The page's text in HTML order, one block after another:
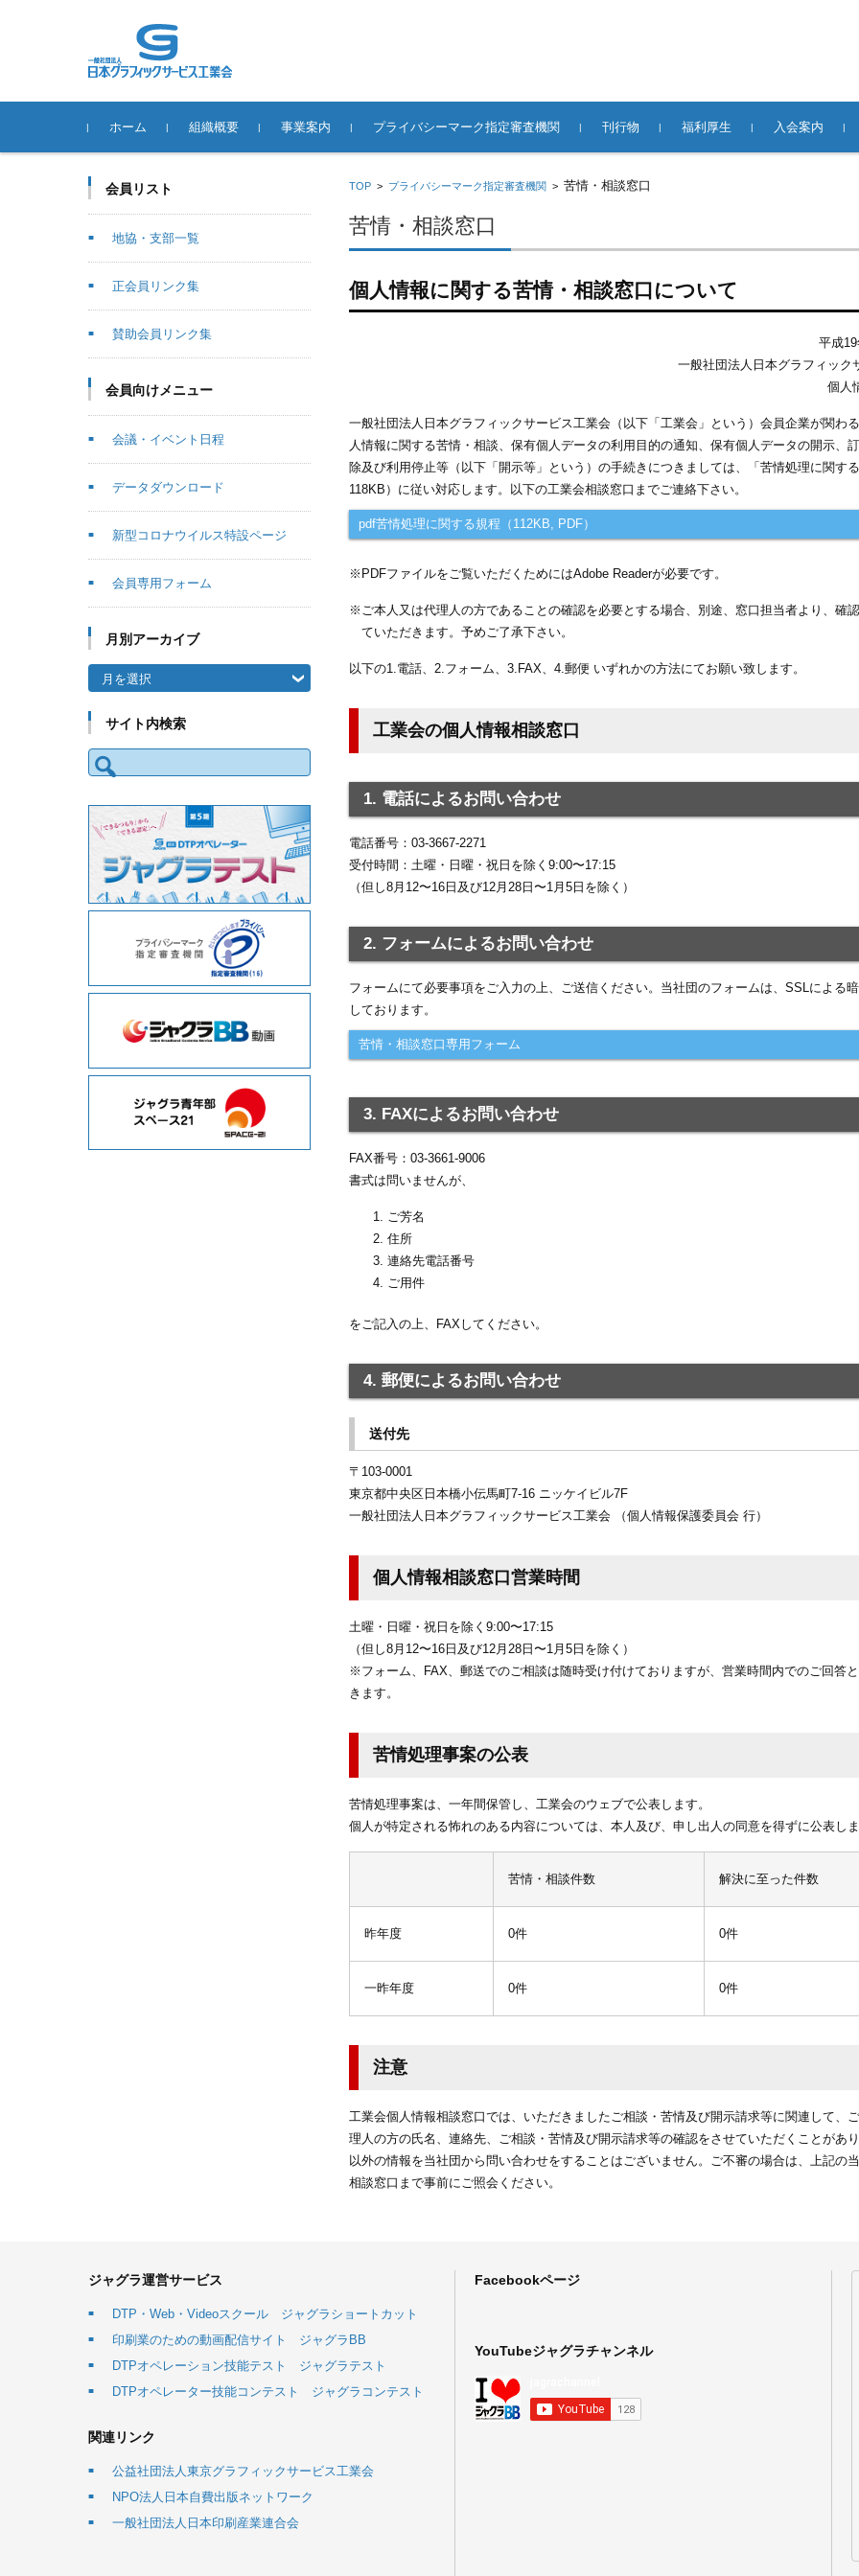
コンテンツに移動
ホーム
組織概要 事業案内 プライバシーマーク指定審査機関
「事故」があった場合には
わせ
刊行物 福利厚生 入会案内
TOP > プライバシーマーク指定審査機関 > 苦情・相談窓口
苦情・相談窓口
個人情報に関する苦情・相談窓口について
平成
一般社団法人日本グラフィック
個人
一般社団法人日本グラフィックサービス工業会（以下「工業会」という）会員企業が関わ
人情報に関する苦情・相談、保有個人データの利用目的の通知、保有個人データの開示、
除及び利用停止等（以下「開示等」という）の手続きにつきましては、「苦情処理に関す
118KB）に従い対応します。以下の工業会相談窓口までご連絡下さい。
pdf苦情処理に関する規程（112KB, PDF）
PDFファイルをご覧いただくためにはAdobe Readerが必要です。
ご本人又は代理人の方であることの確認を必要とする場合、別途、窓口担当者より、確
ていただきます。予めご了承下さい。
以下の1.電話、2.フォーム、3.FAX、4.郵便 いずれかの方法にてお願い致します。
工業会の個人情報相談窓口
1. 電話によるお問い合わせ
電話番号：03-3667-2271
受付時間：土曜・日曜・祝日を除く9:00〜17:15
（但し8月12〜16日及び12月28日〜1月5日を除く）
2. フォームによるお問い合わせ
フォームにて必要事項をご入力の上、ご送信ください。当社団のフォームは、SSLによる
しております。
苦情・相談窓口専用フォーム
3. FAXによるお問い合わせ
FAX番号：03-3661-9006
書式は問いませんが、
ご芳名
住所
連絡先電話番号
ご用件
をご記入の上、FAXしてください。
4. 郵便によるお問い合わせ
送付先
〒103-0001
東京都中央区日本橋小伝馬町7-16 ニッケイビル7F
一般社団法人日本グラフィックサービス工業会 （個人情報保護委員会 行）
個人情報相談窓口営業時間
土曜・日曜・祝日を除く9:00〜17:15
（但し8月12〜16日及び12月28日〜1月5日を除く）
※フォーム、FAX、郵送でのご相談は随時受け付けておりますが、営業時間内でのご回答
きます。
苦情処理事案の公表
苦情処理事案は、一年間保管し、工業会のウェブで公表します。
個人が特定される怖れのある内容については、本人及び、申し出人の同意を得ずに公表しま
苦情・相談件数 解決に至った件数
昨年度 0件 0件
一昨年度 0件 0件
注意
工業会個人情報相談窓口では、いただきましたご相談・苦情及び開示請求等に関連して、
理人の方の氏名、連絡先、ご相談・苦情及び開示請求等の確認をさせていただくことがあ
以外の情報を当社団から問い合わせをすることはございません。ご不審の場合は、上記の
相談窓口まで事前にご照会ください。
会員リスト
地協・支部一覧
正会員リンク集
賛助会員リンク集
会員向けメニュー
会議・イベント日程
データダウンロード
新型コロナウイルス特設ページ
会員専用フォーム
月別アーカイブ
月別アーカイブ
サイト内検索
検索:
ジャグラ運営サービス
DTP・Web・Videoスクール ジャグラショートカット
印刷業のための動画配信サイト ジャグラBB
DTPオペレーション技能テスト ジャグラテスト
DTPオペレーター技能コンテスト ジャグラコンテスト
関連リンク
公益社団法人東京グラフィックサービス工業会
NPO法人日本自費出版ネットワーク
一般社団法人日本印刷産業連合会
Facebookページ
YouTubeジャグラチャンネル